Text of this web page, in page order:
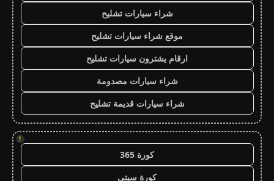
شراء سيارات تشليح
موقع شراء سيارات تشليح
ارقام يشترون سيارات تشليح
شراء سيارات مصدومة
شراء سيارات قديمة تشليح
!
كورة 365
كورة سيتي